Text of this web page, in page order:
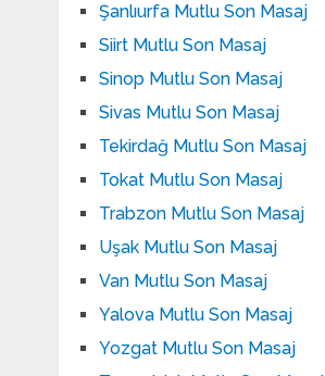
Şanlıurfa Mutlu Son Masaj
Siirt Mutlu Son Masaj
Sinop Mutlu Son Masaj
Sivas Mutlu Son Masaj
Tekirdağ Mutlu Son Masaj
Tokat Mutlu Son Masaj
Trabzon Mutlu Son Masaj
Uşak Mutlu Son Masaj
Van Mutlu Son Masaj
Yalova Mutlu Son Masaj
Yozgat Mutlu Son Masaj